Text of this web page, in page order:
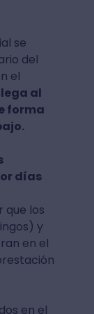
se
del
el
al
forma
días
que los
y
en el
en el